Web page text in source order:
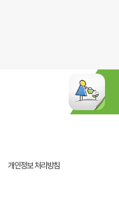
개인정보 처리방침